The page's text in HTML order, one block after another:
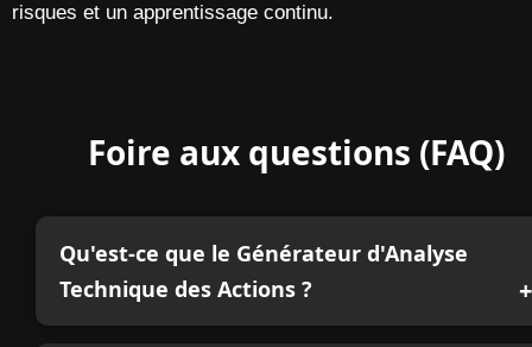
risques et un apprentissage continu.
Foire aux questions (FAQ)
Qu'est-ce que le Générateur d'Analyse
Technique des Actions ?